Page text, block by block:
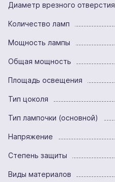
Диаметр врезного отверстия
Количество ламп
Мощность лампы
Общая мощность
Площадь освещения
Тип цоколя
Тип лампочки (основной)
Напряжение
Степень защиты
Виды материалов